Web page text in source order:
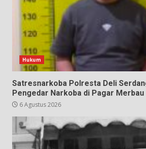
Hukum
Satresnarkoba Polresta Deli
Pengedar Narkoba di Pagar Merbau
6 Agustus 2026